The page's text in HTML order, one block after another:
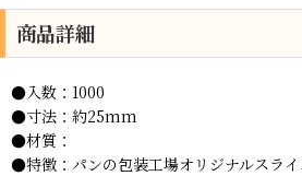
商品詳細
●入数：1000
●寸法：約25mm
●材質：
●特徴：パンの包装工場オリジナルスラ